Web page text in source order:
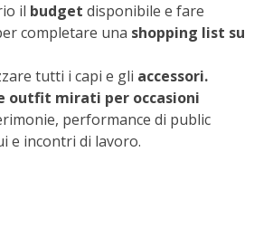
il budget disponibile e fare
completare una shopping list su
tutti i capi e gli accessori.
outfit mirati per occasioni
performance di public
e incontri di lavoro.